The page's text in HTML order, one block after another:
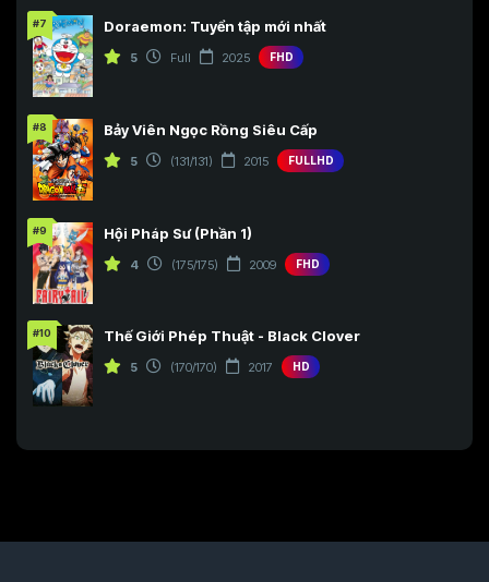
#7 Doraemon: Tuyển tập mới nhất
5 Full 2025 FHD
#8 Bảy Viên Ngọc Rồng Siêu Cấp
5 (131/131) 2015 FULLHD
#9 Hội Pháp Sư (Phần 1)
4 (175/175) 2009 FHD
#10 Thế Giới Phép Thuật - Black Clover
5 (170/170) 2017 HD